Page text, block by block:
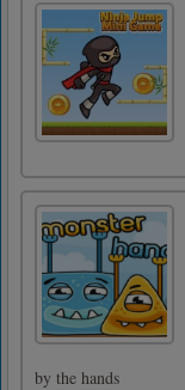
by the hands